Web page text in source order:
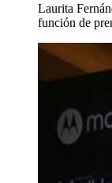
Laurita
función de